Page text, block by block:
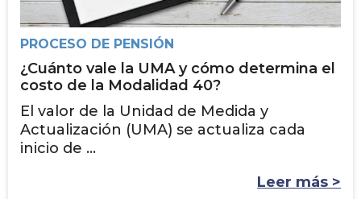
PROCESO DE PENSIÓN
¿Cuánto vale la UMA y cómo determina el
costo de la Modalidad 40?
El valor de la Unidad de Medida y
Actualización (UMA) se actualiza cada
inicio de ...
Leer más >